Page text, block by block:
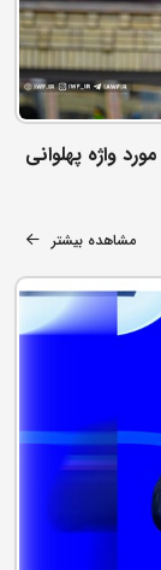
واژه پهلوانی
مشاهده بیشتر